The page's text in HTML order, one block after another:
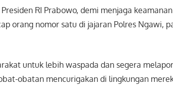
RI Prabowo, demi menjaga
orang nomor satu di jajaran Polres Ngawi,
untuk lebih waspada dan segera
obatan mencurigakan di lingkungan